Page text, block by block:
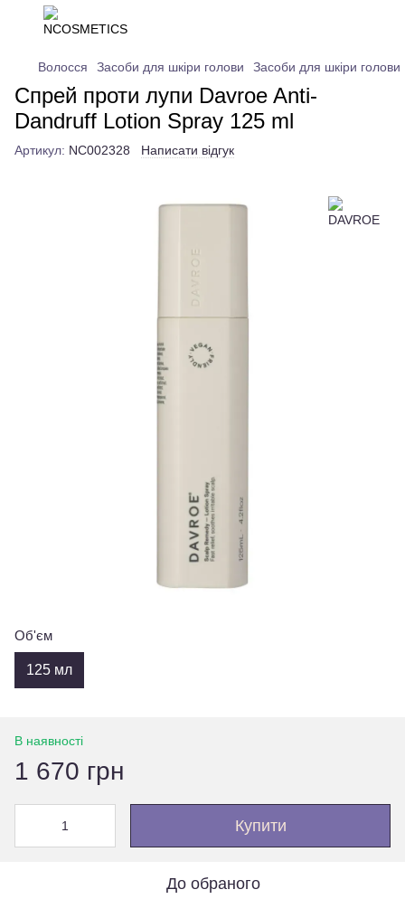
Волосся Засоби для шкіри голови Засоби для шкіри голови
Cпрей проти лупи Davroe Anti-
Dandruff Lotion Spray 125 ml
Артикул: NC002328 Написати відгук
Об'єм
125 мл
В наявності
1 670 грн
Купити
До обраного